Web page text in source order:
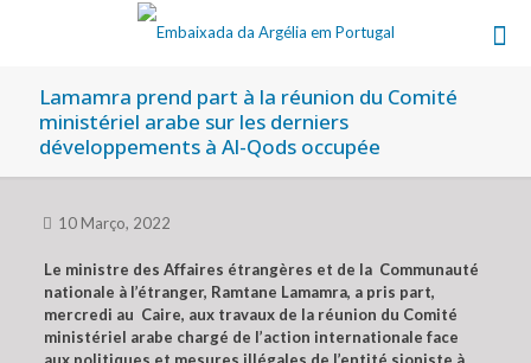
Lamamra prend part à la réunion du Comité
ministériel arabe sur les derniers
développements à Al-Qods occupée
10 Março, 2022
Le ministre des Affaires étrangères et de la Communauté
nationale à l’étranger, Ramtane Lamamra, a pris part,
mercredi au Caire, aux travaux de la réunion du Comité
ministériel arabe chargé de l’action internationale face